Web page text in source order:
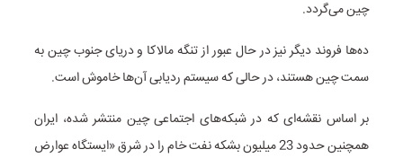
چین می‌گردد.
ده‌ها فروند دیگر نیز در حال عبور از تنگه مالاکا و دریای جنوب چین به
سمت چین هستند، در حالی که سیستم ردیابی آن‌ها خاموش است.
بر اساس نقشه‌ای که در شبکه‌های اجتماعی چین منتشر شده، ایران
همچنین حدود 23 میلیون بشکه نفت خام را در شرق «ایستگاه عوارض